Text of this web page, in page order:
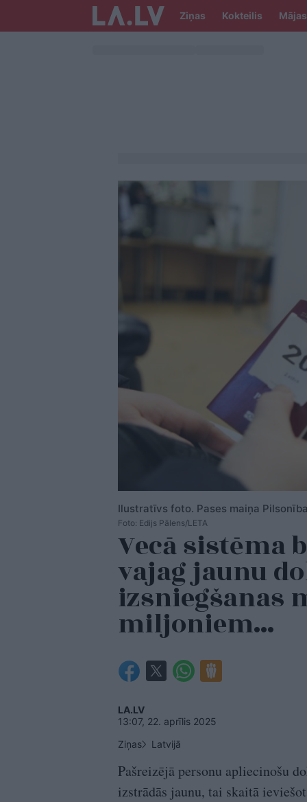
Ziņas Kokteilis Mājas
Ilustratīvs foto. Pases maiņa
Foto: Edijs Pālens/LETA
Vecā
vajag jaunu
izsniegšanas
miljoniem…
LA.LV
13:07, 22. aprīlis 2025
Ziņas
Latvijā
Pašreizējā personu apliecinošu
izstrādās jaunu, tai skaitā